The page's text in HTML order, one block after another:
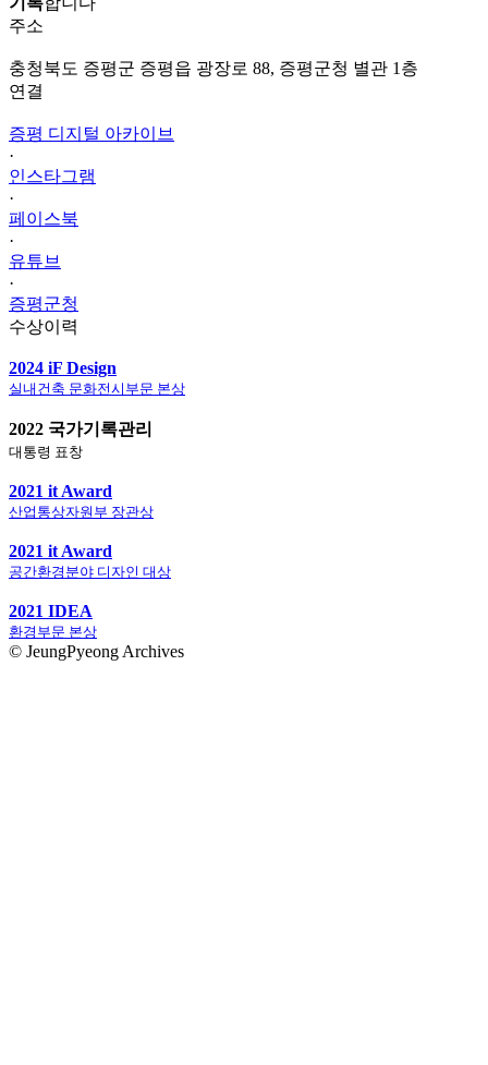
주소
충청북도 증평군 증평읍 광장로 88, 증평군청 별관 1층
연결
증평 디지털 아카이브
·
인스타그램
·
페이스북
·
유튜브
·
증평군청
수상이력
2024 iF Design
실내건축 문화전시부문 본상
2022 국가기록관리
대통령 표창
2021 it Award
산업통상자원부 장관상
2021 it Award
공간환경분야 디자인 대상
2021 IDEA
환경부문 본상
© JeungPyeong Archives